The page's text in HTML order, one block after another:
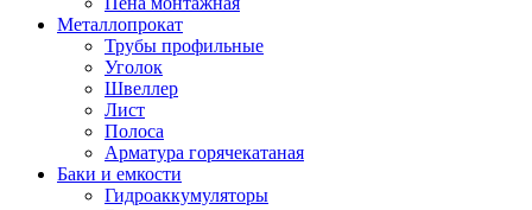
Металлопрокат
Трубы профильные
Уголок
Швеллер
Лист
Полоса
Арматура горячекатаная
Баки и емкости
Гидроаккумуляторы